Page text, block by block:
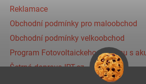
Reklamace
Obchodní podmínky pro maloobchod
Obchodní podmínky velkoobchod
Program Fotovoltaickeho systému s
Šetrná doprava IRT.cz
Prihlásenie affiliate partnera